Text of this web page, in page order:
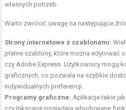
własnych potrzeb.
Warto zwrócić uwagę na następujące
Strony internetowe z szablonami:
płatne szablony, które można edytować
czy Adobe Express. Użytkownicy mogą
graficznych, co pozwala na szybkie
indywidualnych preferencji.
Programy graficzne: Aplikacje takie
czy Inkscape posiadają wbudowane